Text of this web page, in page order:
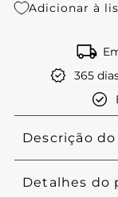
Adicionar à
365
Descrição
Detalhes do